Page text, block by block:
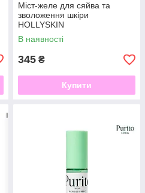
Міст-желе для сяйва та
зволоження шкіри
HOLLYSKIN
В наявності
345 ₴
Купити